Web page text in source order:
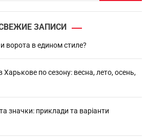
ЗАПИСИ
ворота в едином стиле?
по сезону: весна, лето, осень,
значки: приклади та варіанти